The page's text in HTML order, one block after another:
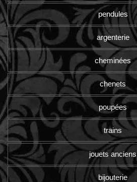
pendules
argenterie
cheminées
chenets
poupées
trains
jouets anciens
bijouterie